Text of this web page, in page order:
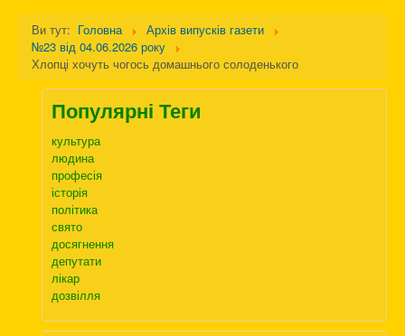
Ви тут: Головна
Архів випусків газети
№23 від 04.06.2026 року
Хлопці хочуть чогось домашнього солоденького
Популярні Теги
культура
людина
професія
історія
політика
свято
досягнення
депутати
лікар
дозвілля